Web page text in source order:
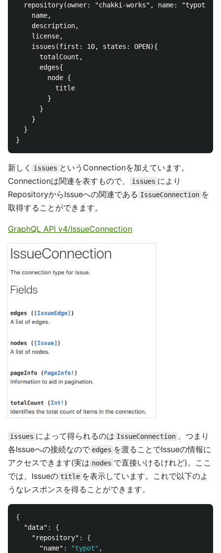
repository(owner: "chakki-works", name: "typot")
    name,
    description,
    license,
    issues(first: 10, states: OPEN){
      totalCount,
      edges{
        node {
          title
        }
      }
    }
  }
新しく issues というConnectionを加えています。
Connectionは関連を表すもので、
issues により
RepositoryからIssueへの関連である IssueConnection を
取得することができます。
GraphQL API v4/IssueConnection
issues によって得られるのは IssueConnection 、つまり
各Issueへの接続なので edges を渡ることでIssueの情報に
アクセスできます(実は nodes で直接いけるけれど)。ここ
では、Issueの title を表示しています。これで以下のよ
うなレスポンスを得ることができます。
{
"data" :
{
"repository" :
{
"name" : "typot" ,